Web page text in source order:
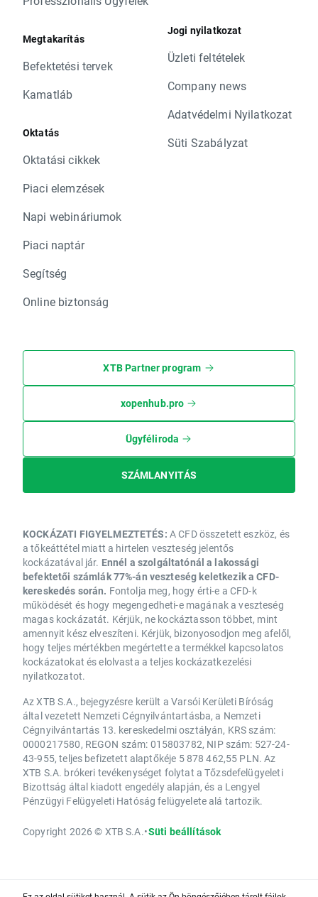
Megtakarítás
Befektetési tervek
Kamatláb
Oktatás
Oktatási cikkek
Piaci elemzések
Napi webináriumok
Piaci naptár
Segítség
Online biztonság
Jogi nyilatkozat
Üzleti feltételek
Company news
Adatvédelmi Nyilatkozat
Süti Szabályzat
XTB Partner program
xopenhub.pro
Ügyféliroda
SZÁMLANYITÁS
KOCKÁZATI FIGYELMEZTETÉS: A CFD összetett eszköz, és
a tőkeáttétel miatt a hirtelen veszteség jelentős
kockázatával jár. Ennél a szolgáltatónál a lakossági
befektetői számlák 77%-án veszteség keletkezik a CFD-
kereskedés során. Fontolja meg, hogy érti-e a CFD-k
működését és hogy megengedheti-e magának a veszteség
magas kockázatát. Kérjük, ne kockáztasson többet, mint
amennyit kész elveszíteni. Kérjük, bizonyosodjon meg afelől,
hogy teljes mértékben megértette a termékkel kapcsolatos
kockázatokat és elolvasta a teljes kockázatkezelési
nyilatkozatot.
Az XTB S.A., bejegyzésre került a Varsói Kerületi Bíróság
által vezetett Nemzeti Cégnyilvántartásba, a Nemzeti
Cégnyilvántartás 13. kereskedelmi osztályán, KRS szám:
0000217580, REGON szám: 015803782, NIP szám: 527-24-
43-955, teljes befizetett alaptőkéje 5 878 462,55 PLN. Az
XTB S.A. brókeri tevékenységet folytat a Tőzsdefelügyeleti
Bizottság által kiadott engedély alapján, és a Lengyel
Pénzügyi Felügyeleti Hatóság felügyelete alá tartozik.
Copyright 2026 © XTB S.A.•Süti beállítások